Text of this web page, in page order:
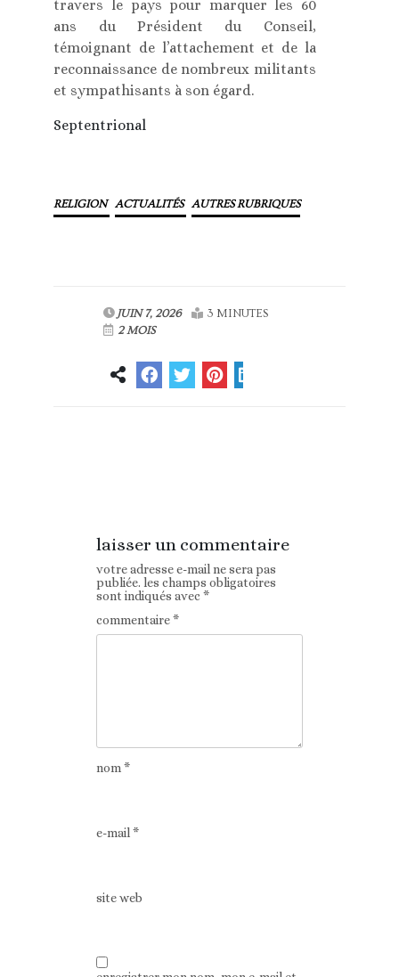
travers le pays pour marquer les 60
ans du Président du Conseil,
témoignant de l’attachement et de la
reconnaissance de nombreux militants
et sympathisants à son égard.
Septentrional
RELIGION ACTUALITÉS AUTRES RUBRIQUES
JUIN 7, 2026
3 MINUTES
2 MOIS
laisser un commentaire
votre adresse e-mail ne sera pas
publiée. les champs obligatoires
sont indiqués avec*
commentaire*
nom*
e-mail*
site web